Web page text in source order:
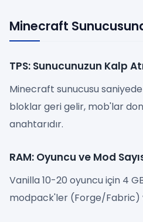
Minecraft
TPS: Sunucunuzun Kalp
Minecraft sunucusu
bloklar geri gelir, mob'lar
anahtarıdır.
RAM: Oyuncu ve Mod
Vanilla 10-20 oyuncu için 4
modpack'ler (Forge/Fabric)